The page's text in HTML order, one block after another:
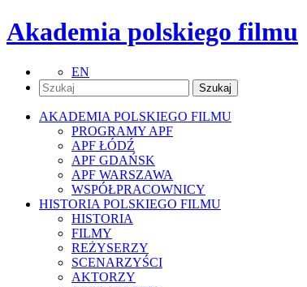
Akademia polskiego filmu
EN
AKADEMIA POLSKIEGO FILMU
PROGRAMY APF
APF ŁÓDŹ
APF GDAŃSK
APF WARSZAWA
WSPÓŁPRACOWNICY
HISTORIA POLSKIEGO FILMU
HISTORIA
FILMY
REŻYSERZY
SCENARZYŚCI
AKTORZY